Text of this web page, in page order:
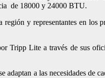
de 18000 y 24000 BTU.
y representantes en los
Tripp Lite a través de sus
a las necesidades de